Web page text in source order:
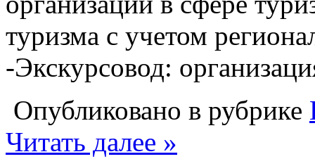
туризма с учетом
-Экскурсовод:
Опубликовано в рубрике
Читать далее »